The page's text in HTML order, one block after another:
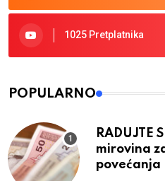
1025 Pretplatnika
POPULARNO
RADUJTE
mirovina
povećanja